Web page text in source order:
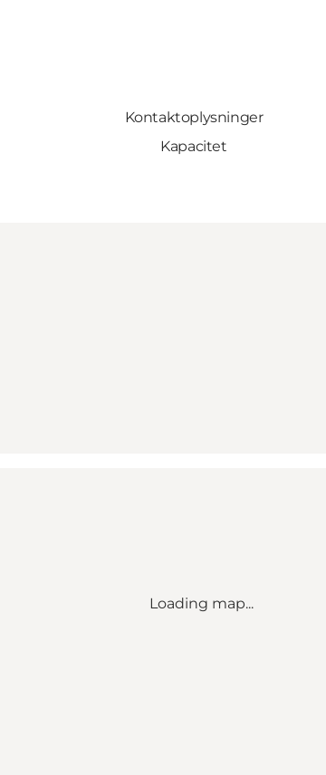
Kontaktoplysninger
Kapacitet
Loading map...